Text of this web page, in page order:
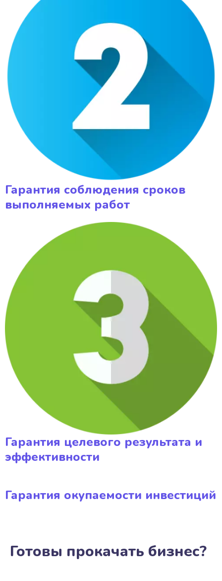
Гарантия соблюдения сроков
выполняемых работ
Гарантия целевого результата и
эффективности
Гарантия окупаемости инвестиций
Готовы прокачать бизнес?